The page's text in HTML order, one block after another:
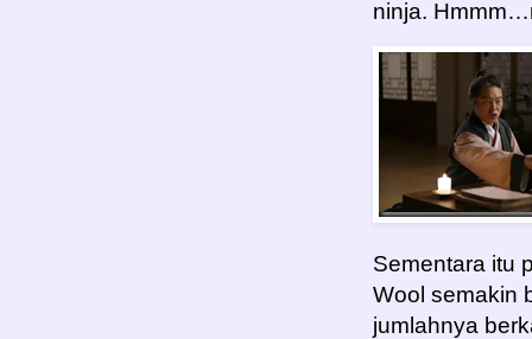
ninja.
Sementara itu
Wool semakin
jumlahnya